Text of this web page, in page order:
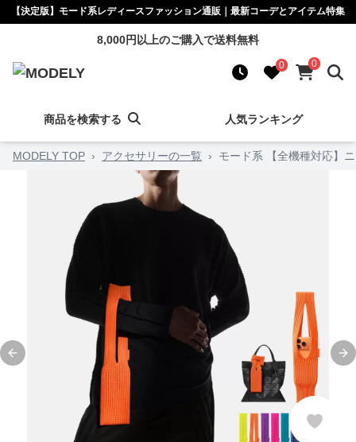
【決定版】モード系レディースファッション通販｜最新コーデとアイテム特集
8,000円以上のご購入で送料無料
0 0
商品を検索する 人気ランキング
MODELY TOP › アクセサリーの一覧 › モード系 【全機種対応】
Previous slide